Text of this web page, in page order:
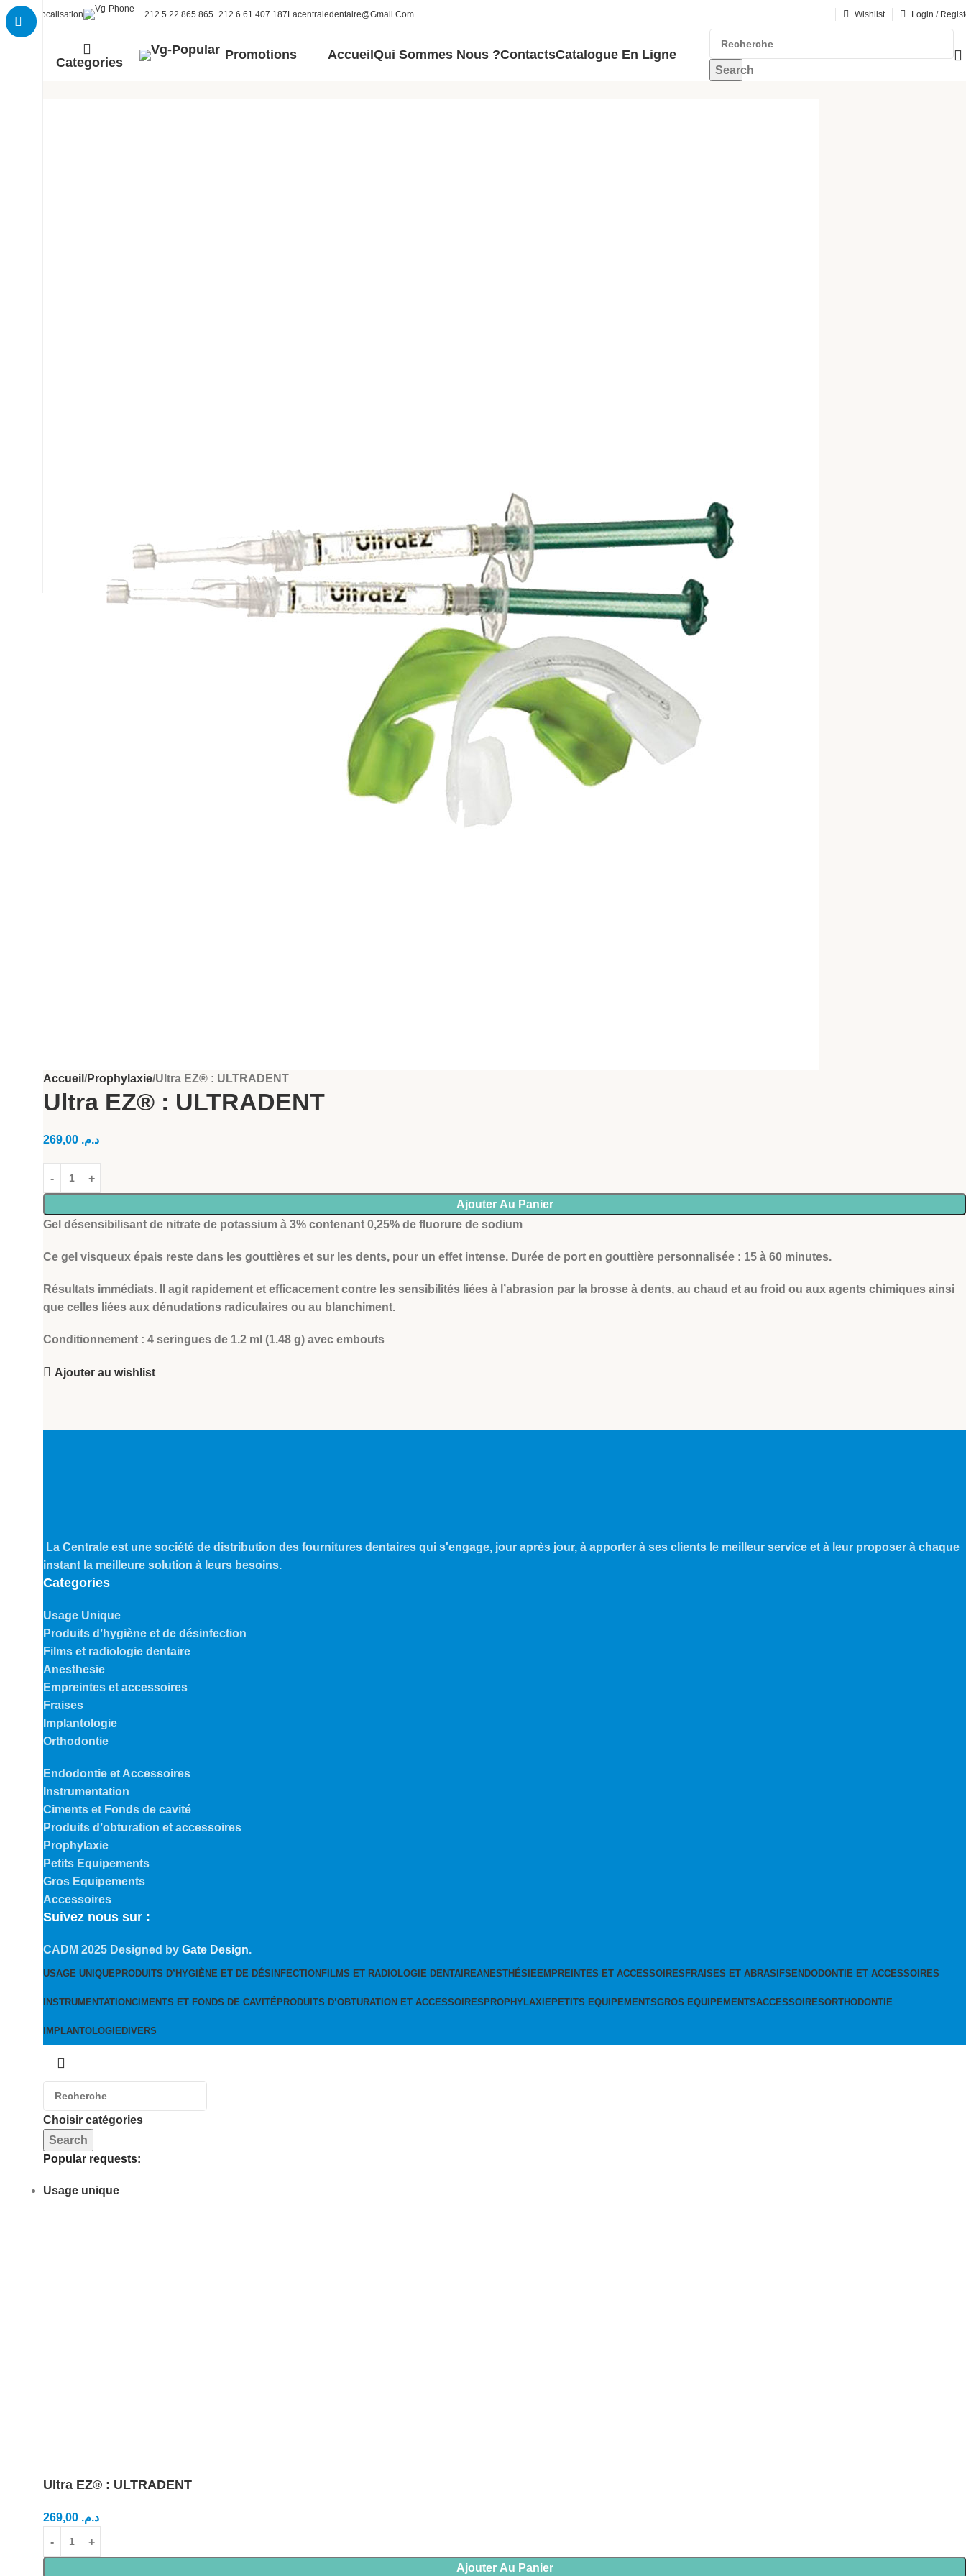
Localisation +212 5 22 865 865+212 6 61 407 187 Lacentraledentaire@gmail.com Wishlist Login /
Categories
Promotions Accueil Qui Sommes Nous ?ContactsCatalogue En Ligne
Search
Accueil Prophylaxie Ultra EZ® : ULTRADENT
Ultra EZ® : ULTRADENT
د.م.
Ajouter Au Panier
Gel désensibilisant de nitrate de potassium à 3% contenant 0,25% de fluorure de sodium
​Ce gel visqueux épais reste dans les gouttières et sur les dents, pour un effet intense. Durée de port en gouttière personnalisée : 15 à 60 minutes.
Résultats immédiats. Il agit rapidement et efficacement contre les sensibilités liées à l’abrasion par la brosse à dents, au chaud et au froid ou aux agents chimiques ainsi
que celles liées aux dénudations radiculaires ou au blanchiment.
Conditionnement : 4 seringues de 1.2 ml (1.48 g) avec embouts
Ajouter au wishlist
La Centrale est une société de distribution des fournitures dentaires qui s'engage, jour après jour, à apporter à ses clients le meilleur service et à leur proposer à chaque
instant la meilleure solution à leurs besoins.
Categories
Usage Unique
Produits d’hygiène et de désinfection
Films et radiologie dentaire
Anesthesie
Empreintes et accessoires
Fraises
Implantologie
Orthodontie
Endodontie et Accessoires
Instrumentation
Ciments et Fonds de cavité
Produits d’obturation et accessoires
Prophylaxie
Petits Equipements
Gros Equipements
Accessoires
Suivez nous sur :
CADM 2025 Designed by Gate Design.
USAGE UNIQUEPRODUITS D’HYGIÈNE ET DE DÉSINFECTIONFILMS ET RADIOLOGIE DENTAIREANESTHÉSIEEMPREINTES ET ACCESSOIRESFRAISES ET ABRASIFSENDODONTIE ET ACCESSOIRES
INSTRUMENTATIONCIMENTS ET FONDS DE CAVITÉPRODUITS D’OBTURATION ET ACCESSOIRESPROPHYLAXIEPETITS EQUIPEMENTSGROS EQUIPEMENTSACCESSOIRESORTHODONTIE
IMPLANTOLOGIEDIVERS
Choisir catégories
Search
Popular requests:
Usage unique
Ultra EZ® : ULTRADENT
د.م.
Ajouter Au Panier